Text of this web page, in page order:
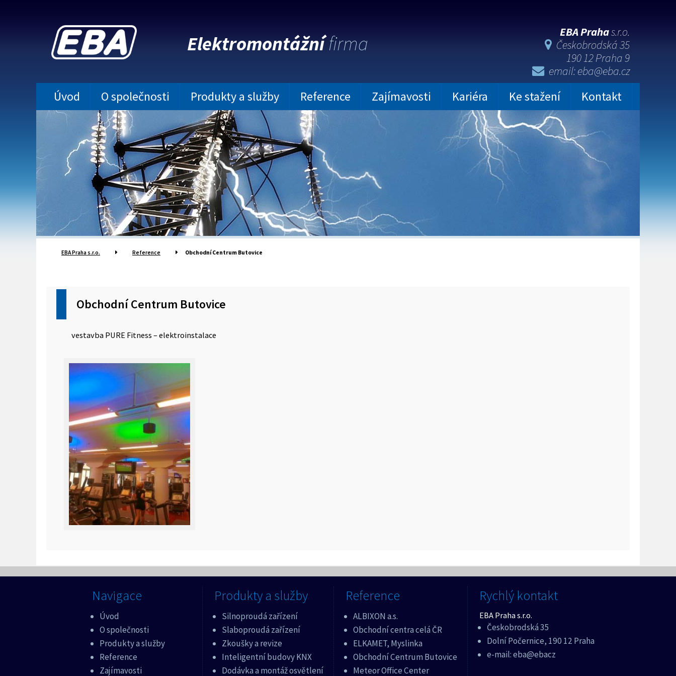
Elektromontážnífirma EBA Prahas.r.o.
Českobrodská 35
190 12 Praha 9
email: eba@eba.cz
Úvod O společnosti Produkty a služby Reference Zajímavosti Kariéra Ke stažení Kontakt
EBA Praha s.r.o. Reference Obchodní Centrum Butovice
Obchodní Centrum Butovice
vestavba PURE Fitness – elektroinstalace
Navigace
Úvod
O společnosti
Produkty a služby
Reference
Zajímavosti
Produkty a služby
Silnoproudá zařízení
Slaboproudá zařízení
Zkoušky a revize
Inteligentní budovy KNX
Dodávka a montáž osvětlení
Reference
ALBIXON a.s.
Obchodní centra celá ČR
ELKAMET, Myslinka
Obchodní Centrum Butovice
Meteor Office Center
Rychlý kontakt
EBA Praha s.r.o.
Českobrodská 35
Dolní Počernice, 190 12 Praha
e-mail:eba@ebacz